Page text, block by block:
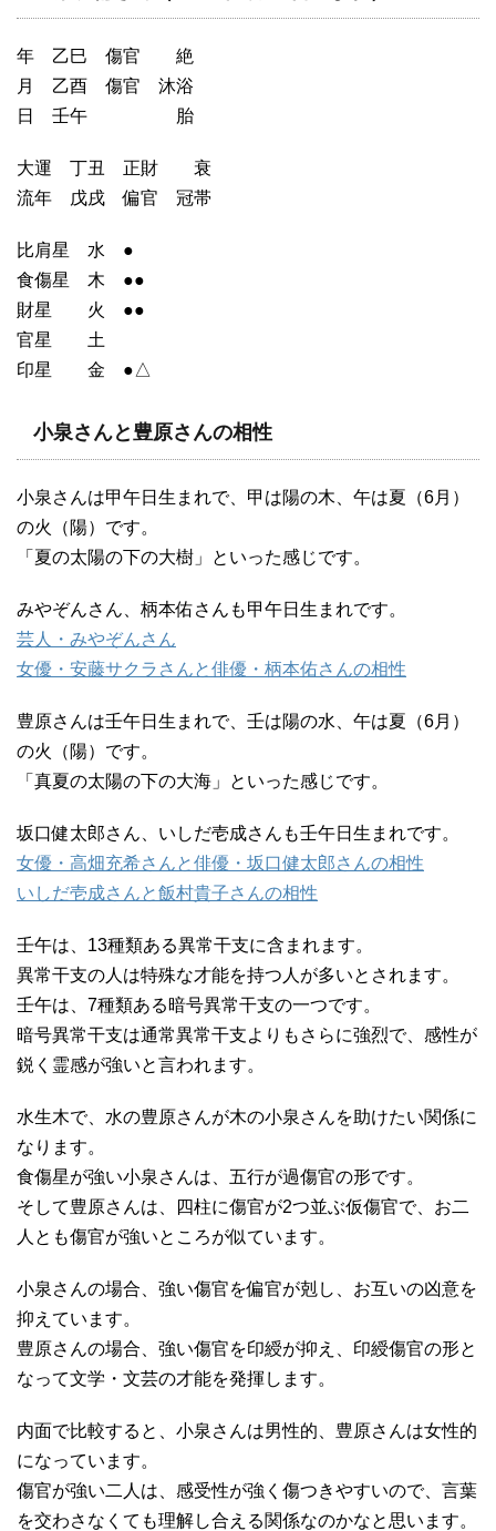
年 乙巳 傷官 絶
月 乙酉 傷官 沐浴
日 壬午 胎
大運 丁丑 正財 衰
流年 戊戌 偏官 冠帯
比肩星 水 ●
食傷星 木 ●●
財星 火 ●●
官星 土
印星 金 ●△
小泉さんと豊原さんの相性
小泉さんは甲午日生まれで、甲は陽の木、午は夏（6月）
の火（陽）です。
「夏の太陽の下の大樹」といった感じです。
みやぞんさん、柄本佑さんも甲午日生まれです。
芸人・みやぞんさん
女優・安藤サクラさんと俳優・柄本佑さんの相性
豊原さんは壬午日生まれで、壬は陽の水、午は夏（6月）
の火（陽）です。
「真夏の太陽の下の大海」といった感じです。
坂口健太郎さん、いしだ壱成さんも壬午日生まれです。
女優・高畑充希さんと俳優・坂口健太郎さんの相性
いしだ壱成さんと飯村貴子さんの相性
壬午は、13種類ある異常干支に含まれます。
異常干支の人は特殊な才能を持つ人が多いとされます。
壬午は、7種類ある暗号異常干支の一つです。
暗号異常干支は通常異常干支よりもさらに強烈で、感性が
鋭く霊感が強いと言われます。
水生木で、水の豊原さんが木の小泉さんを助けたい関係に
なります。
食傷星が強い小泉さんは、五行が過傷官の形です。
そして豊原さんは、四柱に傷官が2つ並ぶ仮傷官で、お二
人とも傷官が強いところが似ています。
小泉さんの場合、強い傷官を偏官が剋し、お互いの凶意を
抑えています。
豊原さんの場合、強い傷官を印綬が抑え、印綬傷官の形と
なって文学・文芸の才能を発揮します。
内面で比較すると、小泉さんは男性的、豊原さんは女性的
になっています。
傷官が強い二人は、感受性が強く傷つきやすいので、言葉
を交わさなくても理解し合える関係なのかなと思います。